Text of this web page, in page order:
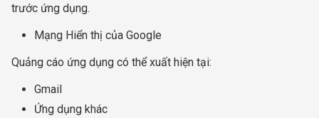
trước ứng dụng.
Mạng Hiển thị của Google
Quảng cáo ứng dụng có thể xuất hiện tại:
Gmail
Ứng dụng khác